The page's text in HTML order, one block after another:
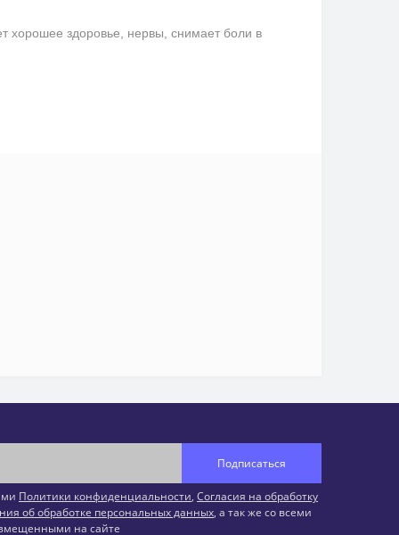
хорошее здоровье, нервы, снимает боли в
Подписаться
Политики конфиденциальности, Согласия на обработку
об обработке персональных данных, а так же со всеми
на сайте